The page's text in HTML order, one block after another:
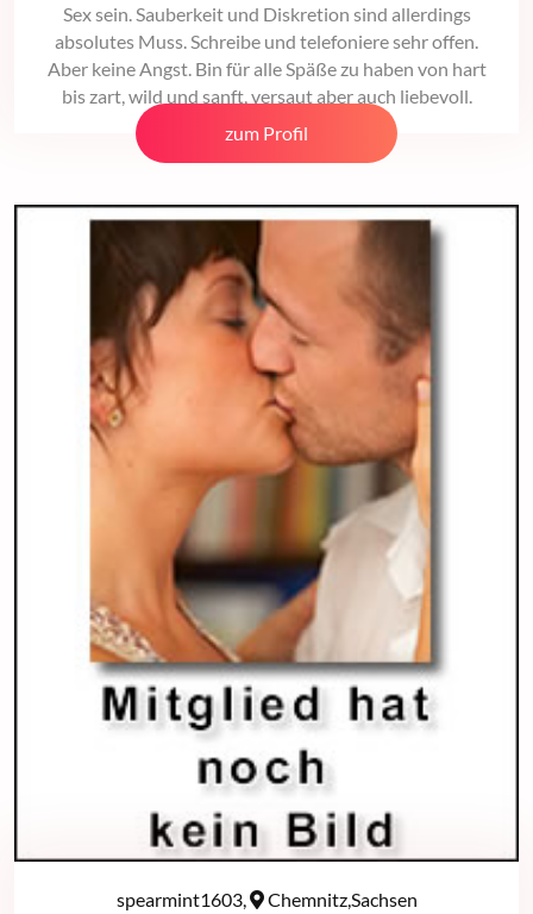
Sex sein. Sauberkeit und Diskretion sind allerdings
absolutes Muss. Schreibe und telefoniere sehr offen.
Aber keine Angst. Bin für alle Späße zu haben von hart
bis zart, wild und sanft, versaut aber auch liebevoll.
zum Profil
spearmint1603, Chemnitz,Sachsen